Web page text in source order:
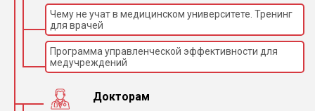
Чему не учат в медицинском университете. Тренинг
для врачей
Программа управленческой эффективности для
медучреждений
Докторам